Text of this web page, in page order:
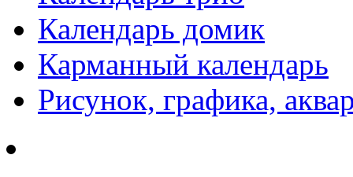
Календарь домик
Карманный календарь
Рисунок, графика,